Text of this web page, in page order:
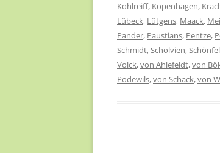
Kohlreiff, Kopenhagen,
Lübeck, Lütgens, Maack,
Pander, Paustians, Pentze,
Schmidt,Scholvien,
Volck,von Ahlefeldt,von
Podewils,von Schack,von